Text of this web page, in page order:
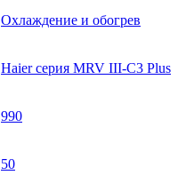
Охлаждение и обогрев
Haier серия MRV III-C3 Plus
990
50